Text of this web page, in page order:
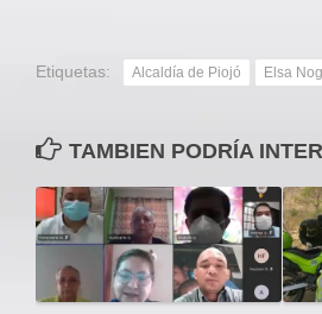
Etiquetas: Alcaldía de Piojó Elsa
TAMBIEN PODRÍA